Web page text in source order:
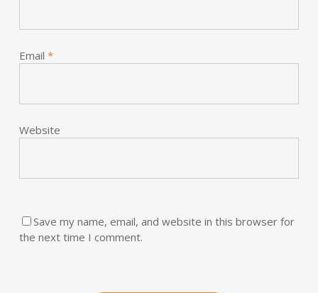
Email *
Website
Save my name, email, and website in this browser for
the next time I comment.